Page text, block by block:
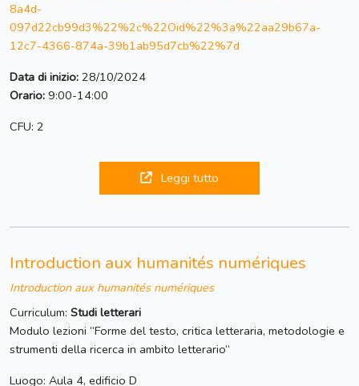
8a4d-
097d22cb99d3%22%2c%22Oid%22%3a%22aa29b67a-
12c7-4366-874a-39b1ab95d7cb%22%7d
Data di inizio: 28/10/2024
Orario: 9:00-14:00
CFU: 2
Leggi tutto
Introduction aux humanités numériques
Introduction aux humanités numériques
Curriculum: Studi letterari
Modulo lezioni “Forme del testo, critica letteraria, metodologie e
strumenti della ricerca in ambito letterario“
Luogo: Aula 4, edificio D